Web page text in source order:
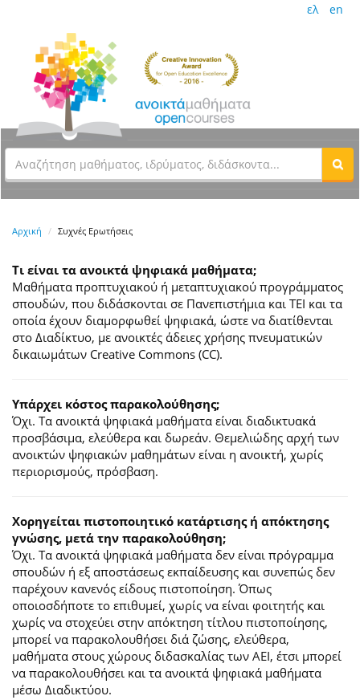
ελ en
Αρχική Συχνές Ερωτήσεις
Τι είναι τα ανοικτά ψηφιακά μαθήματα;
Μαθήματα προπτυχιακού ή μεταπτυχιακού προγράμματος
σπουδών, που διδάσκονται σε Πανεπιστήμια και ΤΕΙ και τα
οποία έχουν διαμορφωθεί ψηφιακά, ώστε να διατίθενται
στο Διαδίκτυο, με ανοικτές άδειες χρήσης πνευματικών
δικαιωμάτων Creative Commons (CC).
Υπάρχει κόστος παρακολούθησης;
Όχι. Τα ανοικτά ψηφιακά μαθήματα είναι διαδικτυακά
προσβάσιμα, ελεύθερα και δωρεάν. Θεμελιώδης αρχή των
ανοικτών ψηφιακών μαθημάτων είναι η ανοικτή, χωρίς
περιορισμούς, πρόσβαση.
Χορηγείται πιστοποιητικό κατάρτισης ή απόκτησης
γνώσης, μετά την παρακολούθηση;
Όχι. Τα ανοικτά ψηφιακά μαθήματα δεν είναι πρόγραμμα
σπουδών ή εξ αποστάσεως εκπαίδευσης και συνεπώς δεν
παρέχουν κανενός είδους πιστοποίηση. Όπως
οποιοσδήποτε το επιθυμεί, χωρίς να είναι φοιτητής και
χωρίς να στοχεύει στην απόκτηση τίτλου πιστοποίησης,
μπορεί να παρακολουθήσει διά ζώσης, ελεύθερα,
μαθήματα στους χώρους διδασκαλίας των ΑΕΙ, έτσι μπορεί
να παρακολουθήσει και τα ανοικτά ψηφιακά μαθήματα
μέσω Διαδικτύου.